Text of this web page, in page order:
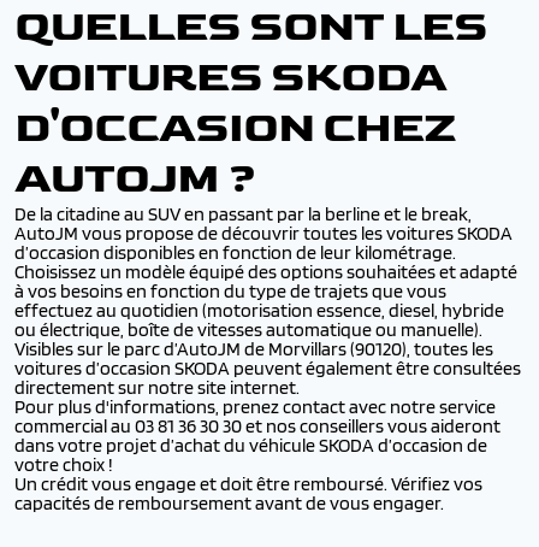
QUELLES SONT LES
VOITURES SKODA
D'OCCASION CHEZ
AUTOJM ?
De la citadine au SUV en passant par la berline et le break,
AutoJM vous propose de découvrir toutes les voitures SKODA
d’occasion disponibles en fonction de leur kilométrage.
Choisissez un modèle équipé des options souhaitées et adapté
à vos besoins en fonction du type de trajets que vous
effectuez au quotidien (motorisation essence, diesel, hybride
ou électrique, boîte de vitesses automatique ou manuelle).
Visibles sur le parc d’AutoJM de Morvillars (90120), toutes les
voitures d’occasion SKODA peuvent également être consultées
directement sur notre site internet.
Pour plus d'informations, prenez contact avec notre service
commercial au 03 81 36 30 30 et nos conseillers vous aideront
dans votre projet d’achat du véhicule SKODA d’occasion de
votre choix !
Un crédit vous engage et doit être remboursé. Vérifiez vos
capacités de remboursement avant de vous engager.